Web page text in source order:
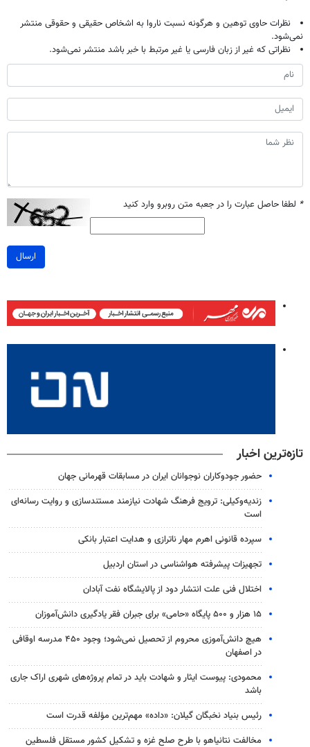
نظرات حاوی توهین و هرگونه نسبت ناروا به اشخاص حقیقی و حقوقی منتشر
نمی‌شود.
نظراتی که غیر از زبان فارسی یا غیر مرتبط با خبر باشد منتشر نمی‌شود.
* لطفا حاصل عبارت را در جعبه متن روبرو وارد کنید
ارسال
تازه‌ترین اخبار
حضور جودوکاران نوجوانان ایران در مسابقات قهرمانی جهان
زندیه‌وکیلی: ترویج فرهنگ شهادت نیازمند مستندسازی و روایت رسانه‌ای
است
سپرده قانونی اهرم مهار ناترازی و هدایت اعتبار بانکی
تجهیزات پیشرفته هواشناسی در استان اردبیل
اختلال فنی علت انتشار دود از پالایشگاه نفت آبادان
۱۵ هزار و ۵۰۰ پایگاه «حامی» برای جبران فقر یادگیری دانش‌آموزان
هیچ دانش‌آموزی محروم از تحصیل نمی‌شود؛ وجود ۴۵۰ مدرسه اوقافی
در اصفهان
محمودی: پیوست ایثار و شهادت باید در تمام پروژه‌های شهری اراک جاری
باشد
رئیس بنیاد نخبگان گیلان: «داده» مهم‌ترین مؤلفه قدرت است
مخالفت نتانیاهو با طرح صلح غزه و تشکیل کشور مستقل فلسطین